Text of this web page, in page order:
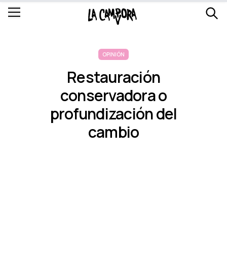
OPINIÓN
Restauración
conservadora o
profundización del
cambio